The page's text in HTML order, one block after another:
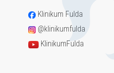
Klinikum Fulda
@klinikumfulda
KlinikumFulda